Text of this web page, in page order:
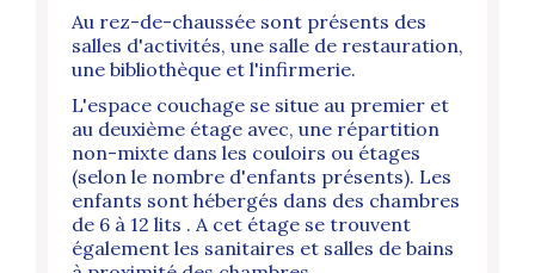
Au rez-de-chaussée sont présents des
salles d'activités, une salle de restauration,
une bibliothèque et l'infirmerie.
L'espace couchage se situe au premier et
au deuxième étage avec, une répartition
non-mixte dans les couloirs ou étages
(selon le nombre d'enfants présents). Les
enfants sont hébergés dans des chambres
de 6 à 12 lits . A cet étage se trouvent
également les sanitaires et salles de bains